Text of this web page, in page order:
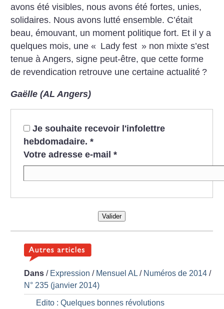
avons été visibles, nous avons été fortes, unies,
solidaires. Nous avons lutté ensemble. C’était
beau, émouvant, un moment politique fort. Et il y a
quelques mois, une « Lady fest » non mixte s’est
tenue à Angers, signe peut-être, que cette forme
de revendication retrouve une certaine actualité ?
Gaëlle (AL Angers)
Je souhaite recevoir l'infolettre
hebdomadaire. *
Votre adresse e-mail *
Valider
Dans / Expression / Mensuel AL / Numéros de 2014 /
N° 235 (janvier 2014)
Edito : Quelques bonnes révolutions